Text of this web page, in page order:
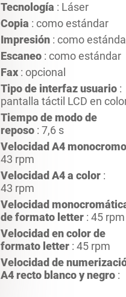
Tecnología : Láser
Copia : como estándar
Impresión : como
Escaneo : como estándar
Fax : opcional
Tipo de interfaz usuario :
pantalla táctil LCD en
Tiempo de modo de
reposo : 7,6 s
Velocidad A4 monocromo
43 rpm
Velocidad A4 a color :
43 rpm
Velocidad
de formato letter : 45 rpm
Velocidad en color de
formato letter : 45 rpm
Velocidad de
A4 recto blanco y negro :